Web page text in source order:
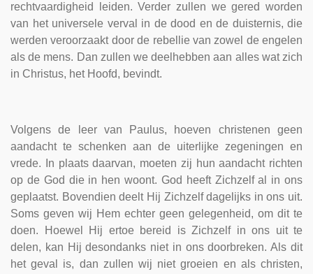
rechtvaardigheid leiden. Verder zullen we gered worden
van het universele verval in de dood en de duisternis, die
werden veroorzaakt door de rebellie van zowel de engelen
als de mens. Dan zullen we deelhebben aan alles wat zich
in Christus, het Hoofd, bevindt.
Volgens de leer van Paulus, hoeven christenen geen
aandacht te schenken aan de uiterlijke zegeningen en
vrede. In plaats daarvan, moeten zij hun aandacht richten
op de God die in hen woont. God heeft Zichzelf al in ons
geplaatst. Bovendien deelt Hij Zichzelf dagelijks in ons uit.
Soms geven wij Hem echter geen gelegenheid, om dit te
doen. Hoewel Hij ertoe bereid is Zichzelf in ons uit te
delen, kan Hij desondanks niet in ons doorbreken. Als dit
het geval is, dan zullen wij niet groeien en als christen,